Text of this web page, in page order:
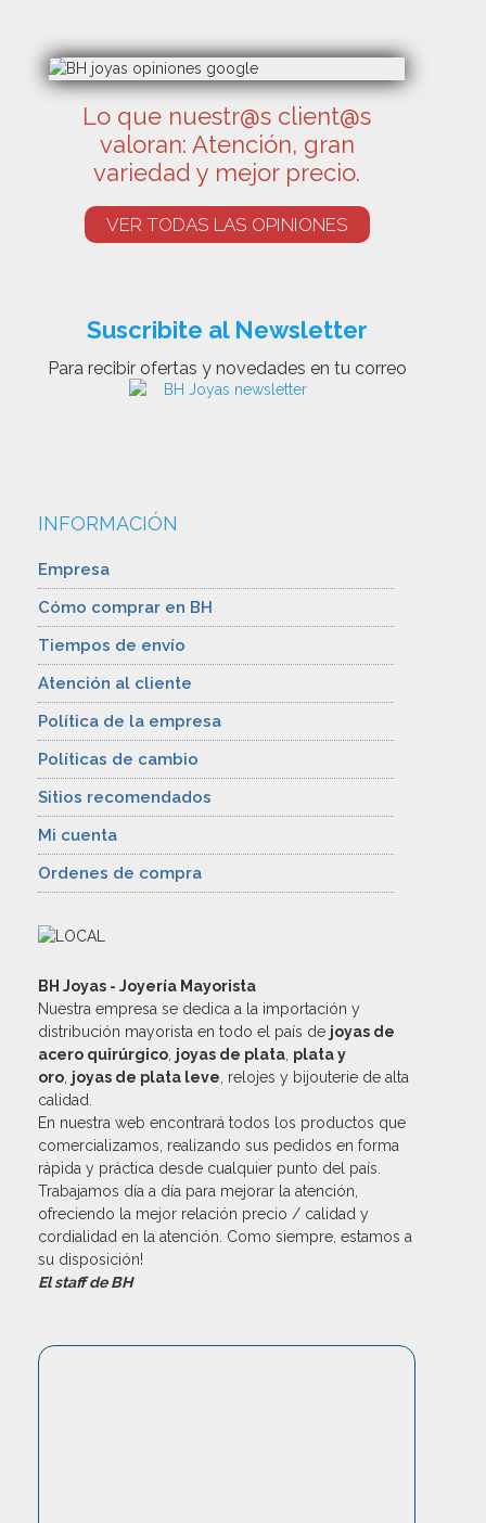
Lo que nuestr@s client@s
valoran: Atención, gran
variedad y mejor precio.
VER TODAS LAS OPINIONES
Suscribite al Newsletter
Para recibir ofertas y novedades en tu correo
INFORMACIÓN
Empresa
Cómo comprar en BH
Tiempos de envío
Atención al cliente
Política de la empresa
Políticas de cambio
Sitios recomendados
Mi cuenta
Ordenes de compra
BH Joyas - Joyería Mayorista
Nuestra empresa se dedica a la importación y
distribución mayorista en todo el país de joyas de
acero quirúrgico joyas de plata plata y
oro joyas de plata leve , relojes y bijouterie de alta
calidad.
En nuestra web encontrará todos los productos que
comercializamos, realizando sus pedidos en forma
rápida y práctica desde cualquier punto del país.
Trabajamos día a día para mejorar la atención,
ofreciendo la mejor relación precio / calidad y
cordialidad en la atención. Como siempre, estamos a
su disposición!
El staff de BH